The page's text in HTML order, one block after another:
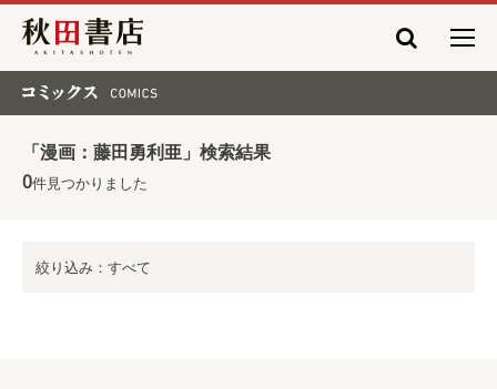
秋田書店
「漫画：藤田勇利亜」検索結果
0件見つかりました
絞り込み：すべて